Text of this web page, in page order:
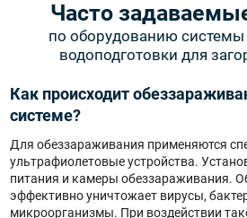
Часто
по оборудованию системы
водоподготовки для
Как происходит
системе?
Для обеззараживания применяются
ультрафиолетовые устройства.
питания и камеры обеззараживания.
эффективно уничтожает вирусы,
микроорганизмы. При воздействии